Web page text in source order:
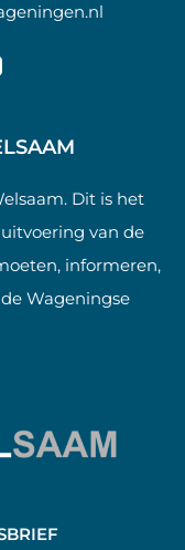
Dit is het
van de
informeren,
Wageningse